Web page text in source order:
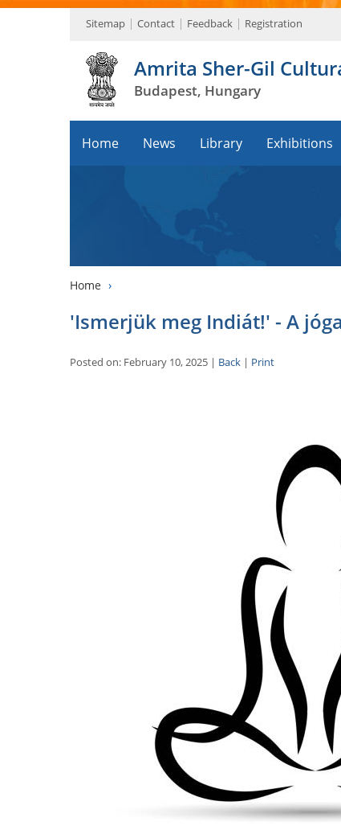
Sitemap Contact Feedback Registration
Amrita Sher-Gil
Budapest, Hungary
Home News Library Exhibitions
Home ›
'Ismerjük meg Indiát!' - A
Posted on: February 10, 2025 | Back | Print